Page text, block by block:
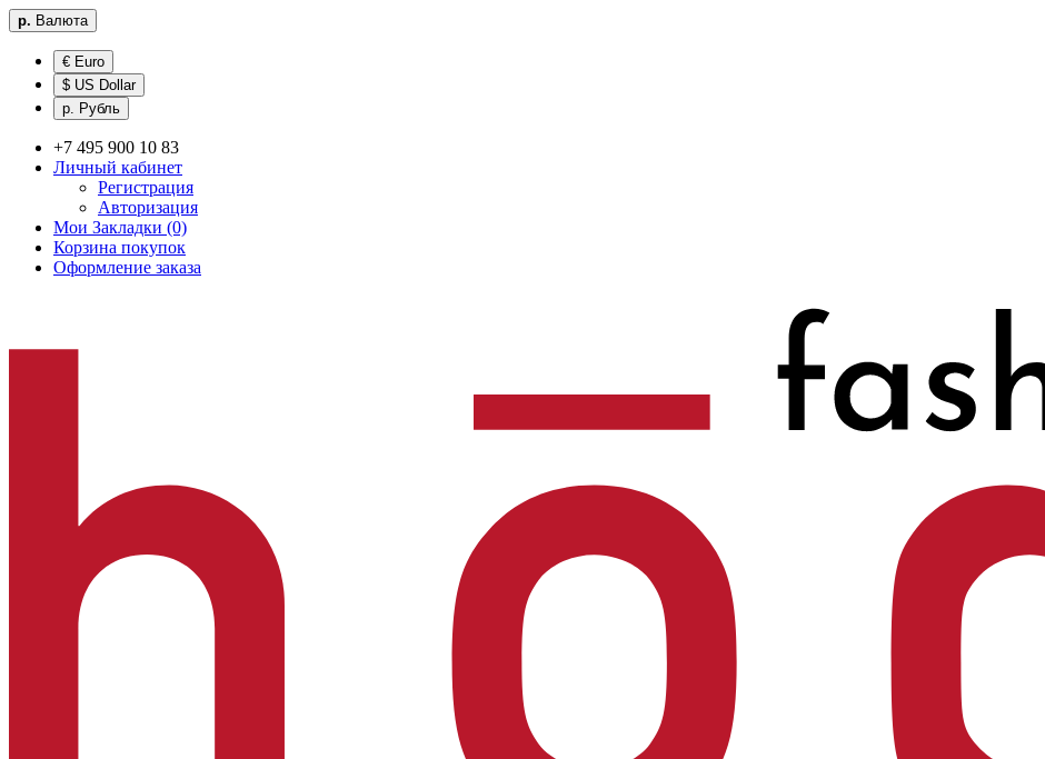
р. Валюта
€ Euro
$ US Dollar
р. Рубль
+7 495 900 10 83
Личный кабинет
Регистрация
Авторизация
Мои Закладки (0)
Корзина покупок
Оформление заказа